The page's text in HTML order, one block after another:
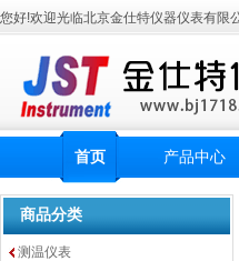
您好!欢迎光临北京金仕特仪器仪表有限
首页 产品中心
商品分类
测温仪表